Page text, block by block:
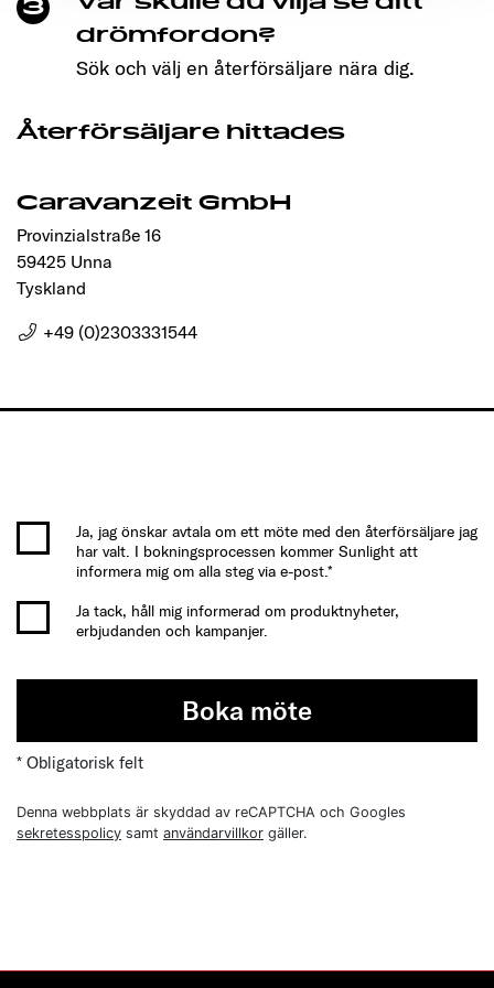
3
drömfordon?
Sök och välj en återförsäljare nära dig.
Återförsäljare hittades
Caravanzeit GmbH
Provinzialstraße 16
59425 Unna
Tyskland
+49 (0)2303331544
Ja, jag önskar avtala om ett möte med den återförsäljare jag
har valt. I bokningsprocessen kommer Sunlight att
informera mig om alla steg via e-post.*
Ja tack, håll mig informerad om produktnyheter,
erbjudanden och kampanjer.
Boka möte
* Obligatorisk felt
Denna webbplats är skyddad av reCAPTCHA och Googles
sekretesspolicy samt användarvillkor gäller.